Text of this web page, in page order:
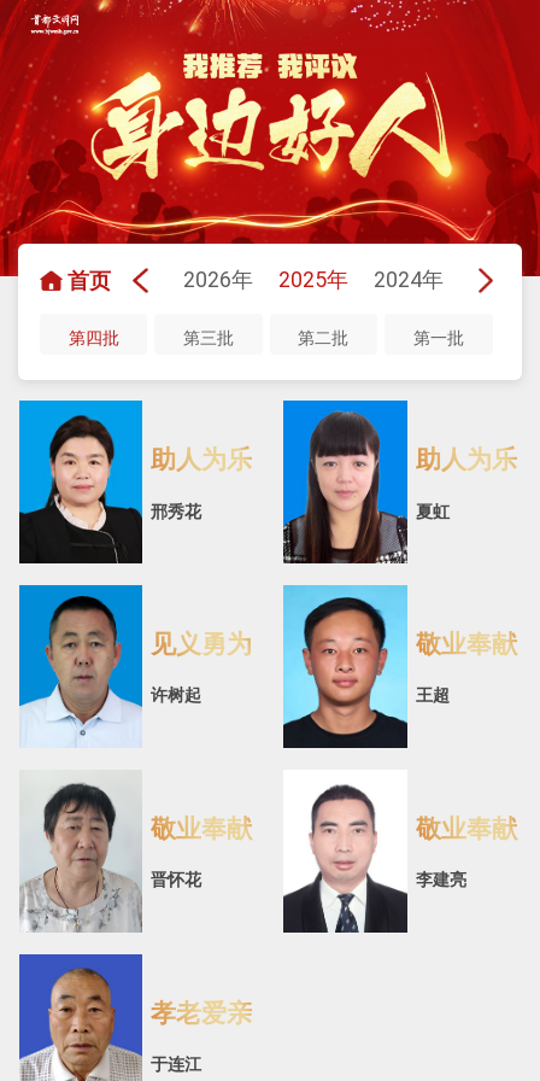
首页 2026年 2025年 2024年 2023年
第四批 第三批 第二批 第一批
助人为乐
邢秀花
助人为乐
夏虹
见义勇为
许树起
敬业奉献
王超
敬业奉献
晋怀花
敬业奉献
李建亮
孝老爱亲
于连江